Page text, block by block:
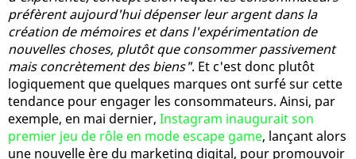
préfèrent aujourd'hui dépenser leur argent dans la
création de mémoires et dans l'expérimentation de
nouvelles choses, plutôt que consommer passivement
mais concrètement des biens". Et c'est donc plutôt
logiquement que quelques marques ont surfé sur cette
tendance pour engager les consommateurs. Ainsi, par
exemple, en mai dernier, Instagram inaugurait son
premier jeu de rôle en mode escape game, lançant alors
une nouvelle ère du marketing digital, pour promouvoir